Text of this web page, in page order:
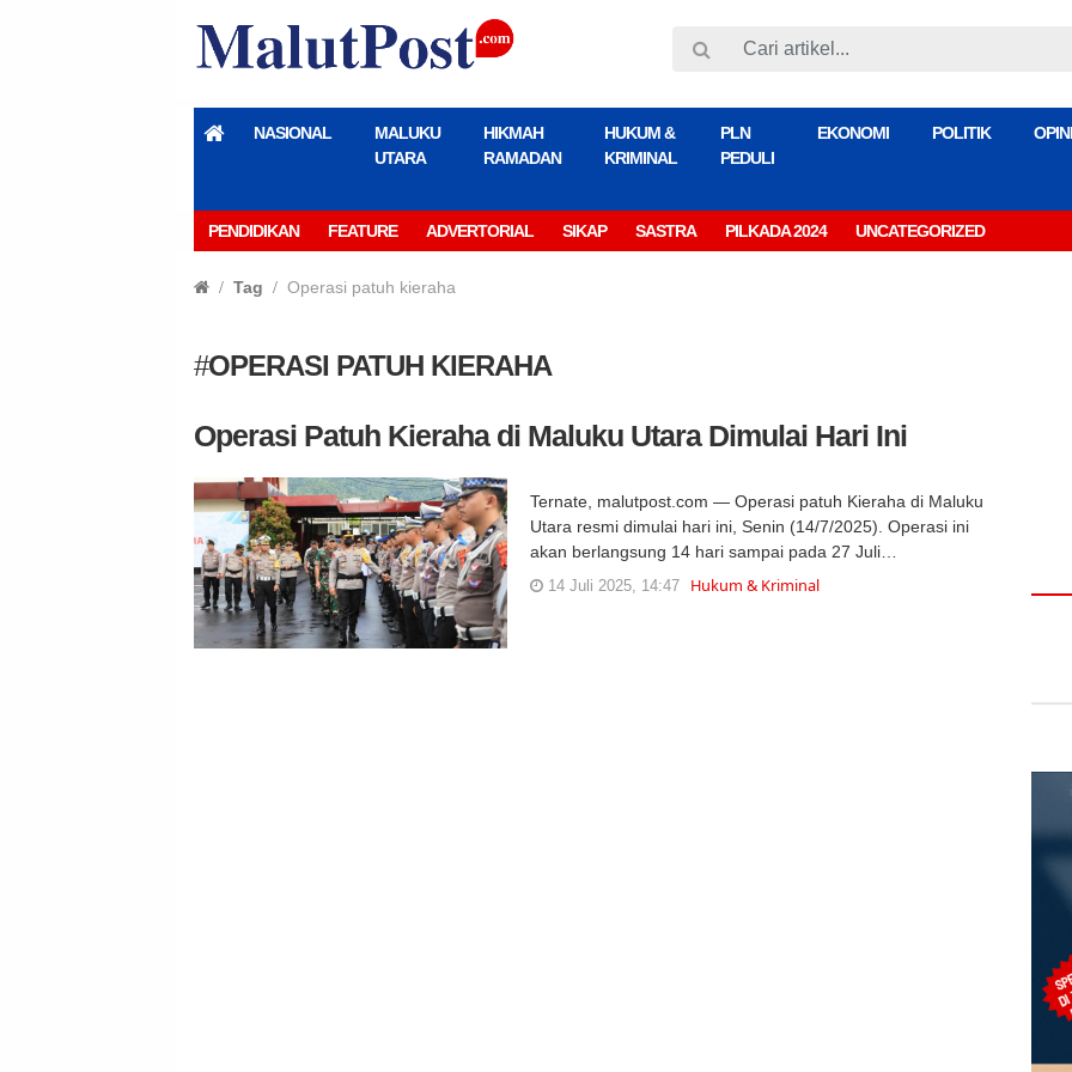
NASIONAL
MALUKU
UTARA
HIKMAH
RAMADAN
HUKUM &
KRIMINAL
PLN
PEDULI
EKONOMI POLITIK OPINI
PENDIDIKAN FEATURE ADVERTORIAL SIKAP SASTRA PILKADA 2024 UNCATEGORIZED
Tag Operasi patuh kieraha
#OPERASI PATUH KIERAHA
Operasi Patuh Kieraha di Maluku Utara Dimulai Hari Ini
Ternate, malutpost.com — Operasi patuh Kieraha di Maluku
Utara resmi dimulai hari ini, Senin (14/7/2025). Operasi ini
akan berlangsung 14 hari sampai pada 27 Juli…
14 Juli 2025, 14:47 Hukum & Kriminal